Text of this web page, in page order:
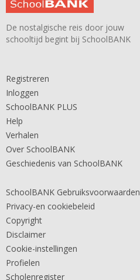
De nostalgische reis door jouw
schooltijd begint bij SchoolBANK
Registreren
Inloggen
SchoolBANK PLUS
Help
Verhalen
Over SchoolBANK
Geschiedenis van SchoolBANK
SchoolBANK Gebruiksvoorwaarden
Privacy-en cookiebeleid
Copyright
Disclaimer
Cookie-instellingen
Profielen
Scholenregister